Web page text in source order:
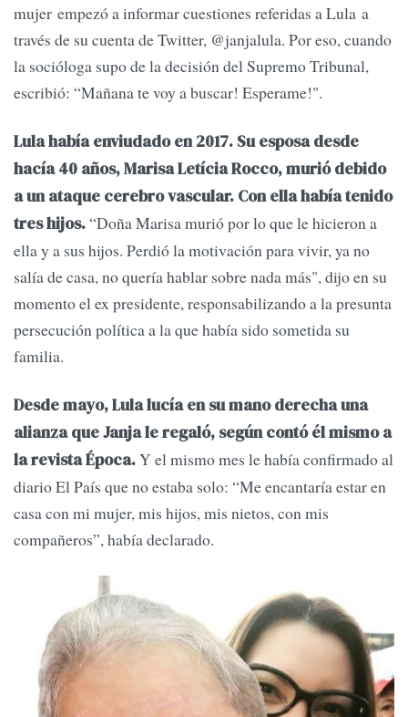
mujer empezó a informar cuestiones referidas a Lula a
través de su cuenta de Twitter, @janjalula. Por eso, cuando
la socióloga supo de la decisión del Supremo Tribunal,
escribió: “Mañana te voy a buscar! Esperame!".
Lula había enviudado en 2017. Su esposa desde
hacía 40 años, Marisa Letícia Rocco, murió debido
a un ataque cerebro vascular. Con ella había tenido
tres hijos.“Doña Marisa murió por lo que le hicieron a
ella y a sus hijos. Perdió la motivación para vivir, ya no
salía de casa, no quería hablar sobre nada más", dijo en su
momento el ex presidente, responsabilizando a la presunta
persecución política a la que había sido sometida su
familia.
Desde mayo, Lula lucía en su mano derecha una
alianza que Janja le regaló, según contó él mismo a
la revista Época.Y el mismo mes le había confirmado al
diario El País que no estaba solo: “Me encantaría estar en
casa con mi mujer, mis hijos, mis nietos, con mis
compañeros”, había declarado.